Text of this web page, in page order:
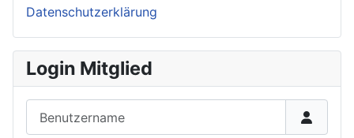
Datenschutzerklärung
Login Mitglied